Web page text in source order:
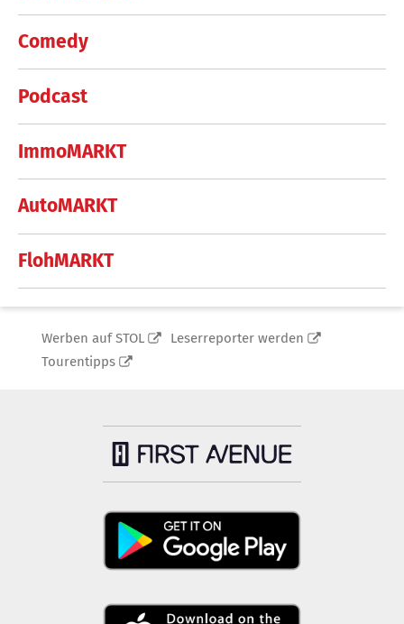
Comedy
Podcast
ImmoMARKT
AutoMARKT
FlohMARKT
Werben auf STOL
Leserreporter werden
Tourentipps